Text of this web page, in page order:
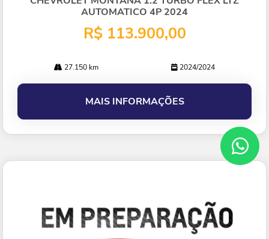
AUTOMATICO 4P 2024
R$ 113.900,00
27.150 km 2024/2024
MAIS INFORMAÇÕES